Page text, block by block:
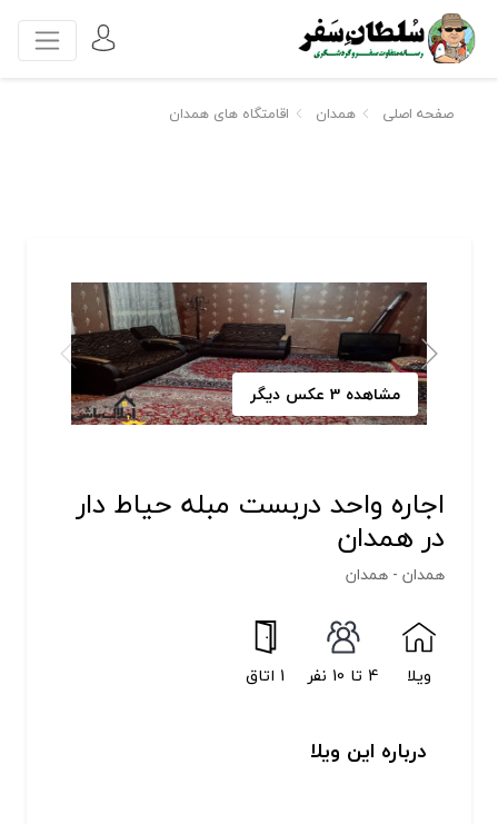
صفحه اصلی همدان اقامتگاه های همدان
مشاهده 3 عکس دیگر
اجاره واحد دربست مبله حیاط دار
در همدان
همدان - همدان
ویلا 4 تا 10 نفر 1 اتاق
درباره این ویلا